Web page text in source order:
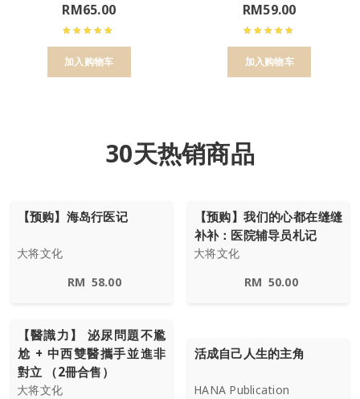
RM65.00
加入购物车
RM59.00
加入购物车
30天热销商品
【预购】海岛行医记
大将文化
RM 58.00
【预购】我们的心都在缝缝
补补：医院辅导员札记
大将文化
RM 50.00
【醫識力】 泌尿問題不尷
尬 + 中西雙醫攜手並進非
對立 （2冊合售）
大将文化
活成自己人生的主角
HANA Publication